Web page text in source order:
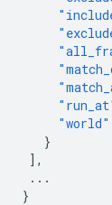
"world"
}
],
...
}